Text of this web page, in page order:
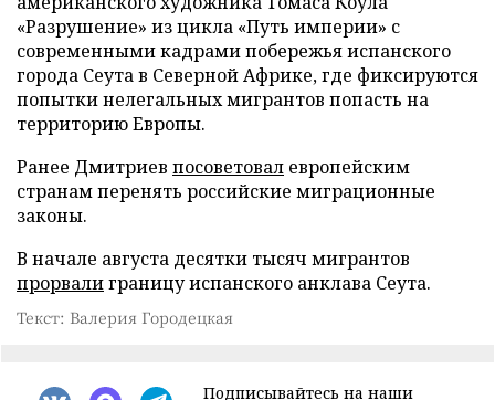
«Разрушение» из цикла «Путь империи» с
современными кадрами побережья испанского
города Сеута в Северной Африке, где фиксируются
попытки нелегальных мигрантов попасть на
территорию Европы.
Ранее Дмитриев посоветовал европейским
странам перенять российские миграционные
законы.
В начале августа десятки тысяч мигрантов
прорвалиграницу испанского анклава Сеута.
Текст: Валерия Городецкая
Подписывайтесь на наши